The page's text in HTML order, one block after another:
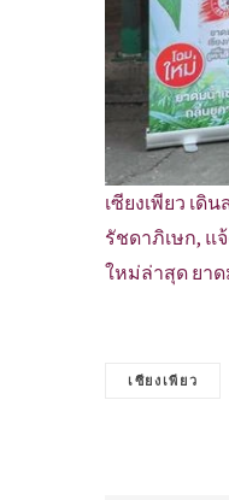
เซียงเพียว เดิ
รัชดาภิเษก, แ
ใหม่ล่าสุด ยา
เซียงเพียว